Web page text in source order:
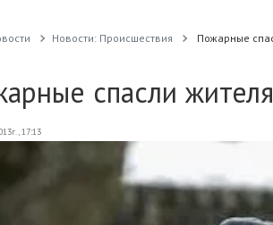
Новости: Происшествия Пожарные
спасли
17:13